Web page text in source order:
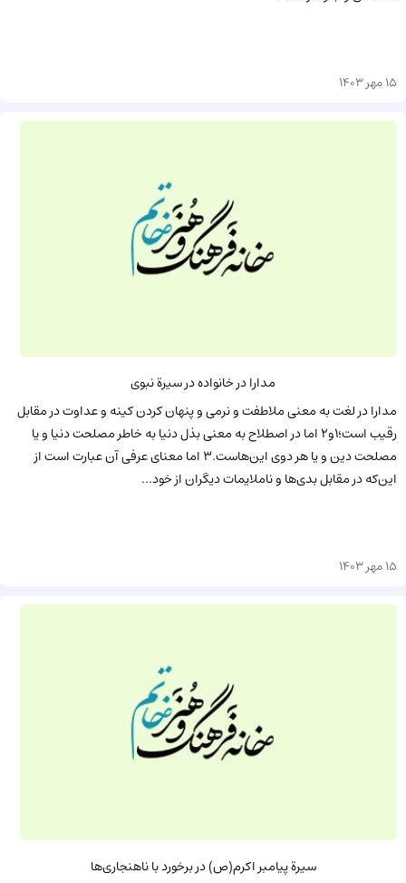
15 مهر 1403
مدارا در خانواده در سیرة نبوی
مدارا در لغت به معنی ملاطفت و نرمی و پنهان کردن کینه و عداوت در مقابل
رقیب است؛1و2 اما در اصطلاح به معنی بذل دنیا به خاطر مصلحت دنیا و یا
مصلحت دین و یا هر دوی این‌هاست.3 اما معنای عرفی آن عبارت است از
این‌که در مقابل بدی‌ها و ناملایمات دیگران از خود...
15 مهر 1403
سیرة پیامبر اکرم(ص) در برخورد با ناهنجاری‌ها